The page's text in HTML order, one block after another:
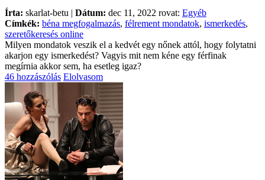
Írta: skarlat-betu | Dátum: dec 11, 2022 rovat: Egyéb
Címkék: béna megfogalmazás, félrement mondatok, ismerkedés,
szeretőkeresés online
Milyen mondatok veszik el a kedvét egy nőnek attól, hogy folytatni
akarjon egy ismerkedést? Vagyis mit nem kéne egy férfinak
megírnia akkor sem, ha esetleg igaz?
46 hozzászólás Elolvasom